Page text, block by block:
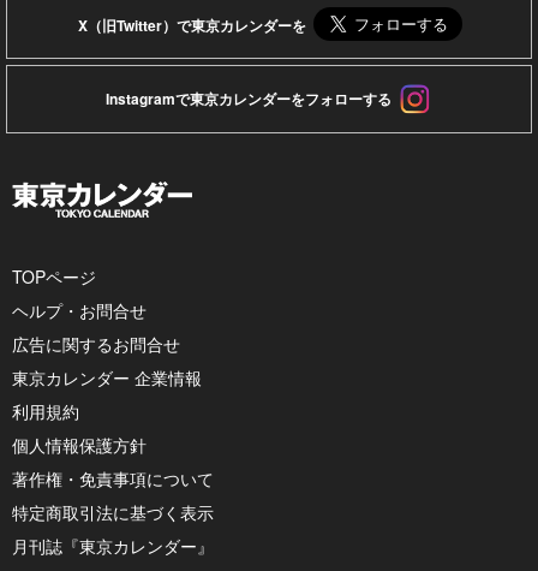
X（旧Twitter）で東京カレンダーを
Instagramで東京カレンダーをフォローする
TOPページ
ヘルプ・お問合せ
広告に関するお問合せ
東京カレンダー 企業情報
利用規約
個人情報保護方針
著作権・免責事項について
特定商取引法に基づく表示
月刊誌『東京カレンダー』